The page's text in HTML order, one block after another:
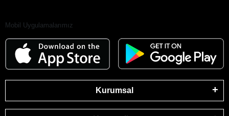
Mobil Uygulamalarımız
Kurumsal